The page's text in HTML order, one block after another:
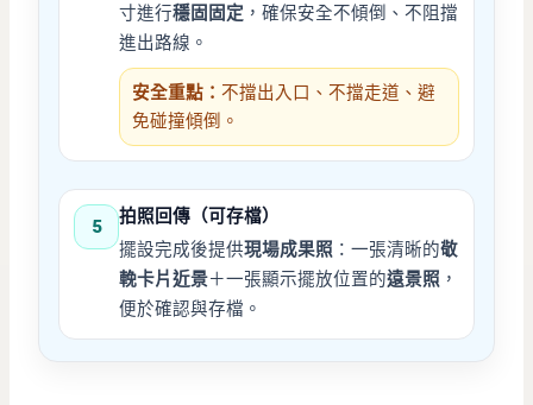
寸進行穩固固定 ，確保安全不傾倒、不阻擋
進出路線。
安全重點：不擋出入口、不擋走道、避
免碰撞傾倒。
5
拍照回傳（可存檔）
擺設完成後提供現場成果照 ：一張清晰的敬
輓卡片近景＋一張顯示擺放位置的遠景照 ，
便於確認與存檔。